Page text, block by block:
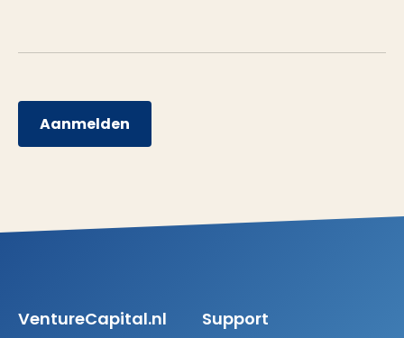
Aanmelden
VentureCapital.nl Support